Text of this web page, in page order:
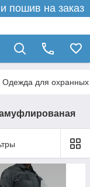
пошив на заказ
Одежда для охранных